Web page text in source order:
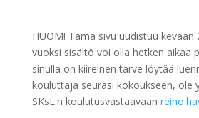
HUOM! Tämä sivu uudistuu kevään
vuoksi sisältö voi olla hetken aikaa
sinulla on kiireinen tarve löytää
kouluttaja seurasi kokoukseen, ole
SKsL:n koulutusvastaavaan